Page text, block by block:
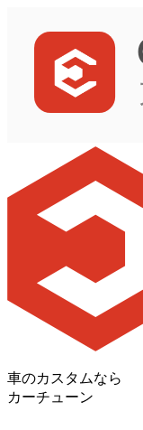
車のカスタムなら
カーチューン